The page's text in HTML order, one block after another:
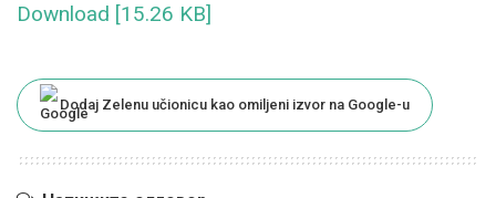
Download [15.26 KB]
Dodaj Zelenu učionicu kao omiljeni izvor na Google-u